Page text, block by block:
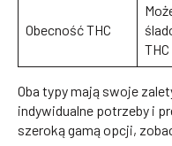
Obecność THC
THC
Oba typy mają swoje
indywidualne potrzeby i
szeroką gamą opcji,